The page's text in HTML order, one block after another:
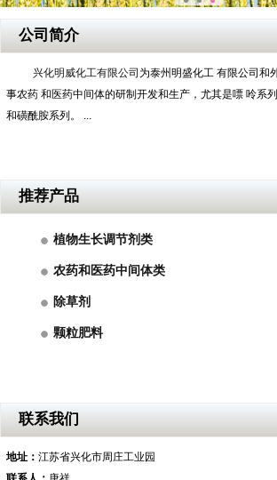
公司简介
兴化明威化工有限公司 为泰州明盛化工 有限公司和
事农药 和医药中间体的研制开发和生产，尤其是嘌 呤系
和磺酰胺系列。 ...
推荐产品
植物生长调节剂类
农药和医药中间体类
除草剂
颗粒肥料
联系我们
地址： 江苏省兴化市周庄工业园